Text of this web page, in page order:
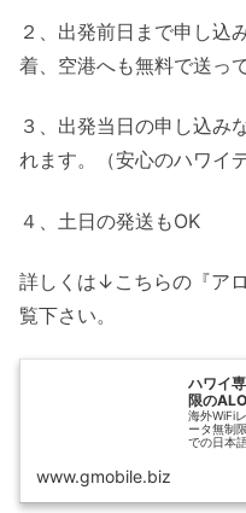
２、出発前日まで申し込
着、空港へも無料で送っ
３、出発当日の申し込み
れます。（安心のハワイ
４、土日の発送もOK
詳しくは↓こちらの『ア
覧下さい。
ハワイ
限の
海外WiFi
ータ無制
での日本
www.gmobile.biz